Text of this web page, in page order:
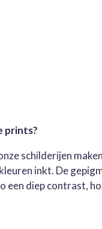
prints?
schilderijen
inkt. De
een diep contrast,